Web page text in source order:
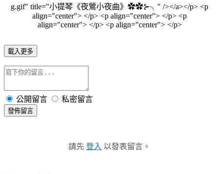
g.gif" title="小提琴《夜鶯小夜曲》✿✿⊱╮" /></a></p> <p
align="center"> </p> <p align="center"> </p> <p
align="center"> </p> <p align="center"> </p>
載入更多
公開留言 私密留言
發佈留言
請先 登入 以發表留言。